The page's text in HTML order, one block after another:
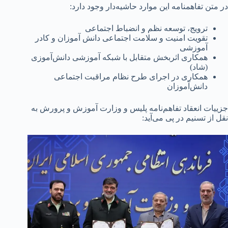
در متن تفاهمنامه این موارد حاشیه‌دار وجود دارد:
ترویج، توسعه نظم و انضباط اجتماعی
تقویت امنیت و سلامت اجتماعی دانش آموزان و کادر
آموزشی
همکاری‌ اثربخش‌ متقابل‌ با شبکه‌ آموزشی‌ دانش‌آموزی‌
(شاد)
همکاری‌ در اجرای‌ طرح نظام مراقبت‌ اجتماعی‌
دانش‌آموزان
جزییات انعقاد تفاهم‌نامه پلیس و وزارت آموزش و پرورش به
نقل از تسنیم در پی می‌آید: